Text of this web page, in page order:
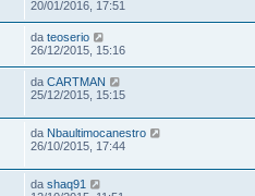
20/01/2016, 17:51
da teoserio
26/12/2015, 15:16
da CARTMAN
25/12/2015, 15:15
da Nbaultimocanestro
26/10/2015, 17:44
da shaq91